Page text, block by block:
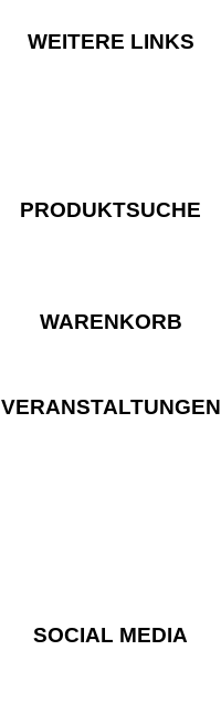
WEITERE LINKS
PRODUKTSUCHE
WARENKORB
VERANSTALTUNGEN
SOCIAL MEDIA